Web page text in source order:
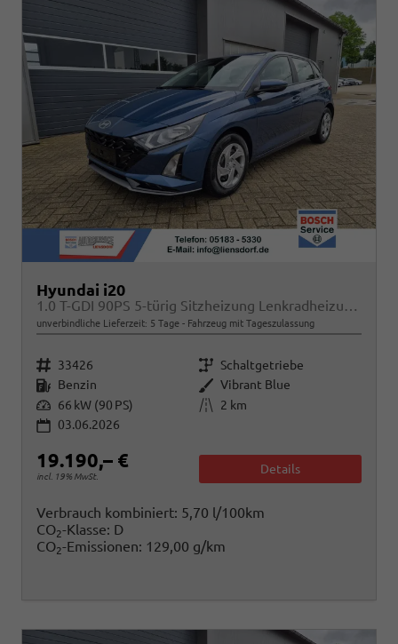
Hyundai i20
1.0 T-GDI 90PS 5-türig Sitzheizung Lenkradheizung Rückf.Kamera PDC Klima Apple CarPlay Android Auto Tempomat Touchscreen
unverbindliche Lieferzeit: 5 Tage Fahrzeug mit Tageszulassung
Fahrzeugnr. 33426 Getriebe Schaltgetriebe
Kraftstoff Benzin Außenfarbe Vibrant Blue
Leistung 66 kW (90 PS) Kilometerstand
2 km
03.06.2026
19.190,– €
incl. 19% MwSt.
Details
Verbrauch kombiniert: 5,70 l/100km
CO2-Klasse: D
CO2-Emissionen: 129,00 g/km